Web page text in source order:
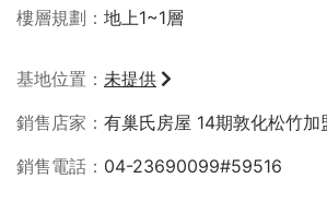
樓層規劃
地上1~1層
基地位置
未提供
銷售店家
有巢氏房屋 14期敦化松竹加
銷售電話
04-23690099#59516